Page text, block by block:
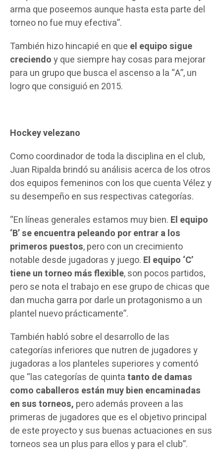
arma que poseemos aunque hasta esta parte del
torneo no fue muy efectiva”.
También hizo hincapié en que el equipo sigue
creciendoy que siempre hay cosas para mejorar
para un grupo que busca el ascenso a la “A”, un
logro que consiguió en 2015.
Hockey velezano
Como coordinador de toda la disciplina en el club,
Juan Ripalda brindó su análisis acerca de los otros
dos equipos femeninos con los que cuenta Vélez y
su desempeño en sus respectivas categorías.
“En líneas generales estamos muy bien. El equipo
‘B’ se encuentra peleando por entrar a los
primeros puestos, pero con un crecimiento
notable desde jugadoras y juego. El equipo ‘C’
tiene un torneo más flexible, son pocos partidos,
pero se nota el trabajo en ese grupo de chicas que
dan mucha garra por darle un protagonismo a un
plantel nuevo prácticamente”.
También habló sobre el desarrollo de las
categorías inferiores que nutren de jugadores y
jugadoras a los planteles superiores y comentó
que “las categorías de quintatanto de damas
como caballeros están muy bien encaminadas
en sus torneos, pero además proveen a las
primeras de jugadores que es el objetivo principal
de este proyecto y sus buenas actuaciones en sus
torneos sea un plus para ellos y para el club”.